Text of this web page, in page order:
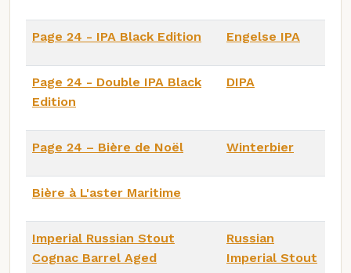
Page 24 - IPA Black Edition Engelse IPA
Page 24 - Double IPA Black
Edition
DIPA
Page 24 – Bière de Noël Winterbier
Bière à L'aster Maritime
Imperial Russian Stout
Cognac Barrel Aged
Russian
Imperial Stout